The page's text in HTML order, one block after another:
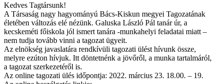
Kedves Tagtársunk!
A Társaság nagy hagyományú Bács-Kiskun megyei Tagozatának
életében változás elé nézünk. Galuska László Pál tanár úr, a
kecskeméti főiskola jól ismert tanára -munkahelyi feladatai miatt –
nem tudja tovább vinni a tagozat ügyeit.
Az elnökség javaslatára rendkívüli tagozati ülést hívunk össze,
melyre ezúton hívjuk. Itt döntetnénk a jövőről, a munka tartalmáról,
a tagozat szerkezetéről is.
Az online tagozati ülés időpontja: 2022. március 23. 18.00. – 19.